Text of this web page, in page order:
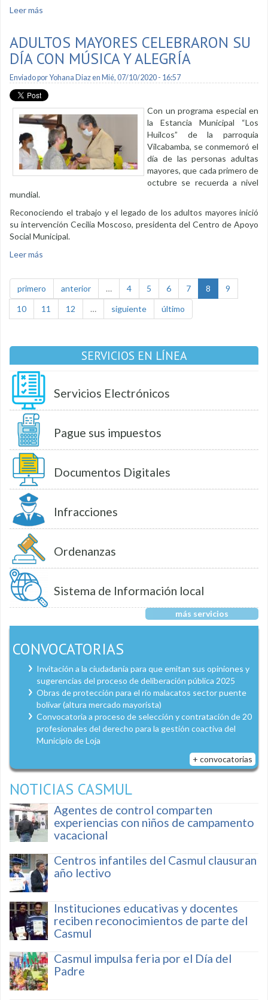
Leer más
ADULTOS MAYORES CELEBRARON SU
DÍA CON MÚSICA Y ALEGRÍA
Enviado porYohana Diazen Mié, 07/10/2020 - 16:57
Con un programa especial en
la Estancia Municipal “Los
Huilcos” de la parroquia
Vilcabamba, se conmemoró el
día de las personas adultas
mayores, que cada primero de
octubre se recuerda a nivel
mundial.
Reconociendo el trabajo y el legado de los adultos mayores inició
su intervención Cecilia Moscoso, presidenta del Centro de Apoyo
Social Municipal.
Leer más
primero anterior … 4 5 6 7 8
9
10
11 12 … siguiente último
SERVICIOS EN LÍNEA
Servicios Electrónicos
Pague sus impuestos
Documentos Digitales
Infracciones
Ordenanzas
Sistema de Información local
más servicios
CONVOCATORIAS
Invitación a la ciudadanía para que emitan sus opiniones y
sugerencias del proceso de deliberación pública 2025
Obras de protección para el río malacatos sector puente
bolívar (altura mercado mayorista)
Convocatoria a proceso de selección y contratación de 20
profesionales del derecho para la gestión coactiva del
Municipio de Loja
+ convocatorias
NOTICIAS CASMUL
Agentes de control comparten
experiencias con niños de campamento
vacacional
Centros infantiles del Casmul clausuran
año lectivo
Instituciones educativas y docentes
reciben reconocimientos de parte del
Casmul
Casmul impulsa feria por el Día del
Padre